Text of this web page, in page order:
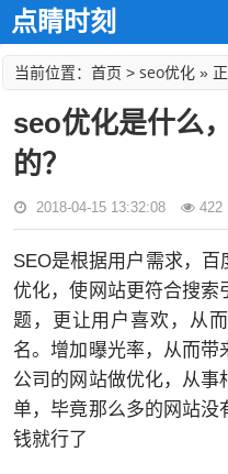
点睛时刻
当前位置： 首页 > seo优化 »
seo优化是什么
的？
2018-04-15 13:32:08 422
SEO是根据用户需求，
优化，使网站更符合搜索
题，更让用户喜欢，从
名。增加曝光率，从而带
公司的网站做优化，从
单，毕竟那么多的网站没
钱就行了